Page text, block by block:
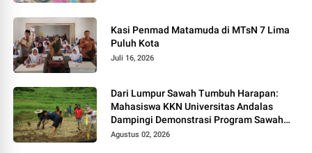
Kasi Penmad Matamuda di MTsN 7 Lima
Puluh Kota
Juli 16, 2026
Dari Lumpur Sawah Tumbuh Harapan:
Mahasiswa KKN Universitas Andalas
Dampingi Demonstrasi Program Sawah
Pokok Murah di Jorong Bayua
Agustus 02, 2026